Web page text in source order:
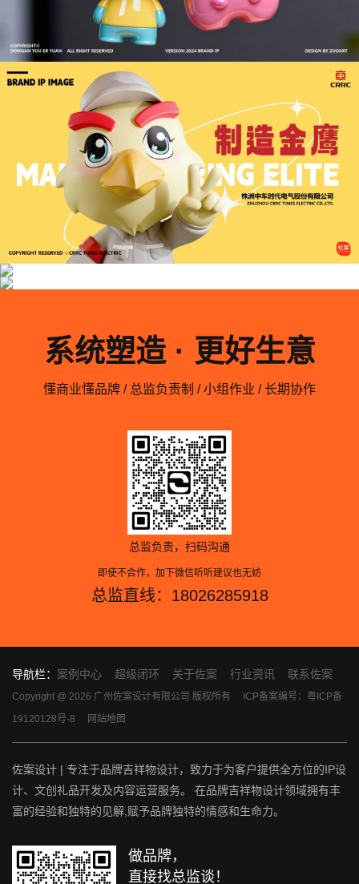
系统塑造 · 更好生意
懂商业懂品牌 / 总监负责制 / 小组作业 / 长期协作
总监负责，扫码沟通
即使不合作，加下微信听听建议也无妨
总监直线：18026285918
导航栏： 案例中心 超级闭环 关于佐案 行业资讯 联系佐案
Copyright @ 2026 广州佐案设计有限公司 版权所有
ICP备案编号：粤ICP备
19120128号-8
网站地图
佐案设计 | 专注于品牌吉祥物设计，致力于为客户提供全方位的IP设
计、文创礼品开发及内容运营服务。 在品牌吉祥物设计领域拥有丰
富的经验和独特的见解,赋予品牌独特的情感和生命力。
做品牌，
直接找总监谈！